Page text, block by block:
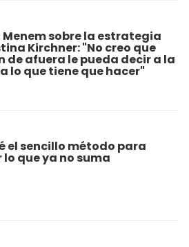
sobre la estrategia
Kirchner: "No creo que
de afuera le pueda decir a la
lo que tiene que hacer"
el sencillo método para
lo que ya no suma